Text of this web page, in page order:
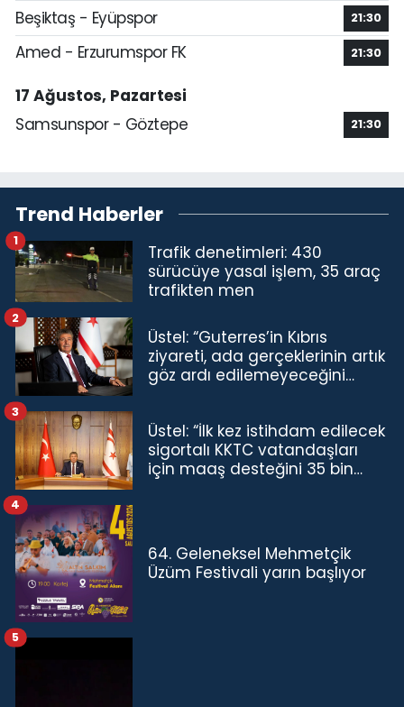
Beşiktaş - Eyüpspor 21:30
Amed - Erzurumspor FK 21:30
17 Ağustos, Pazartesi
Samsunspor - Göztepe
21:30
Trend Haberler
Trafik denetimleri: 430
sürücüye yasal işlem, 35 araç
trafikten men
1
Üstel: “Guterres’in Kıbrıs
ziyareti, ada gerçeklerinin artık
göz ardı edilemeyeceğini
2
Üstel: “İlk kez istihdam edilecek
sigortalı KKTC vatandaşları
için maaş desteğini 35 bin
3
64. Geleneksel Mehmetçik
Üzüm Festivali yarın başlıyor
4
5